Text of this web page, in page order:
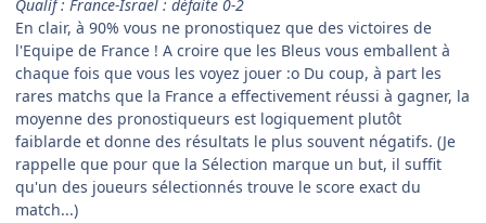
Qualif : France-Israël : défaite 0-2
En clair, à 90% vous ne pronostiquez que des victoires de
l'Equipe de France ! A croire que les Bleus vous emballent à
chaque fois que vous les voyez jouer :o Du coup, à part les
rares matchs que la France a effectivement réussi à gagner, la
moyenne des pronostiqueurs est logiquement plutôt
faiblarde et donne des résultats le plus souvent négatifs. (Je
rappelle que pour que la Sélection marque un but, il suffit
qu'un des joueurs sélectionnés trouve le score exact du
match...)